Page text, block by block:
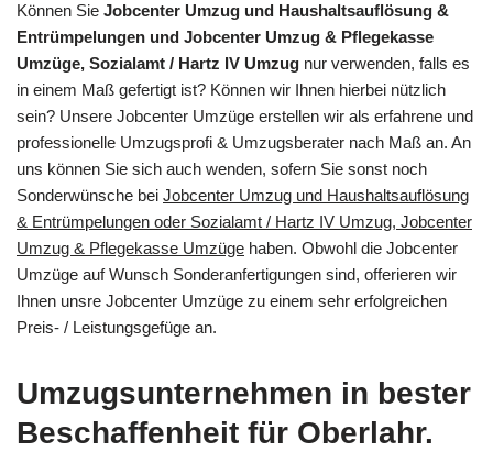
Können Sie Jobcenter Umzug und Haushaltsauflösung &
Entrümpelungen und Jobcenter Umzug & Pflegekasse
Umzüge, Sozialamt / Hartz IV Umzug nur verwenden, falls es
in einem Maß gefertigt ist? Können wir Ihnen hierbei nützlich
sein? Unsere Jobcenter Umzüge erstellen wir als erfahrene und
professionelle Umzugsprofi & Umzugsberater nach Maß an. An
uns können Sie sich auch wenden, sofern Sie sonst noch
Sonderwünsche bei Jobcenter Umzug und Haushaltsauflösung
& Entrümpelungen oder Sozialamt / Hartz IV Umzug, Jobcenter
Umzug & Pflegekasse Umzüge haben. Obwohl die Jobcenter
Umzüge auf Wunsch Sonderanfertigungen sind, offerieren wir
Ihnen unsre Jobcenter Umzüge zu einem sehr erfolgreichen
Preis- / Leistungsgefüge an.
Umzugsunternehmen in bester
Beschaffenheit für Oberlahr.